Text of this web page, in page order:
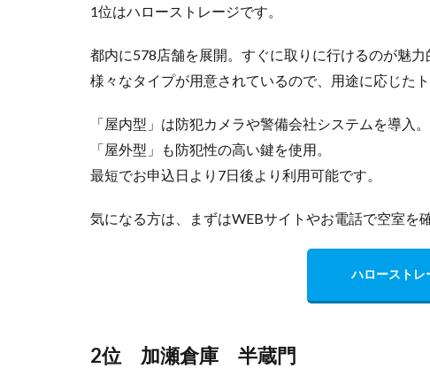
様々なタイプが用意されているので、用途に応じた
「屋内型」は防犯カメラや警備会社システムを導入。
「屋外型」も防犯性の高い鍵を使用。
気になる方は、まずはWEBサイトやお電話で空室を